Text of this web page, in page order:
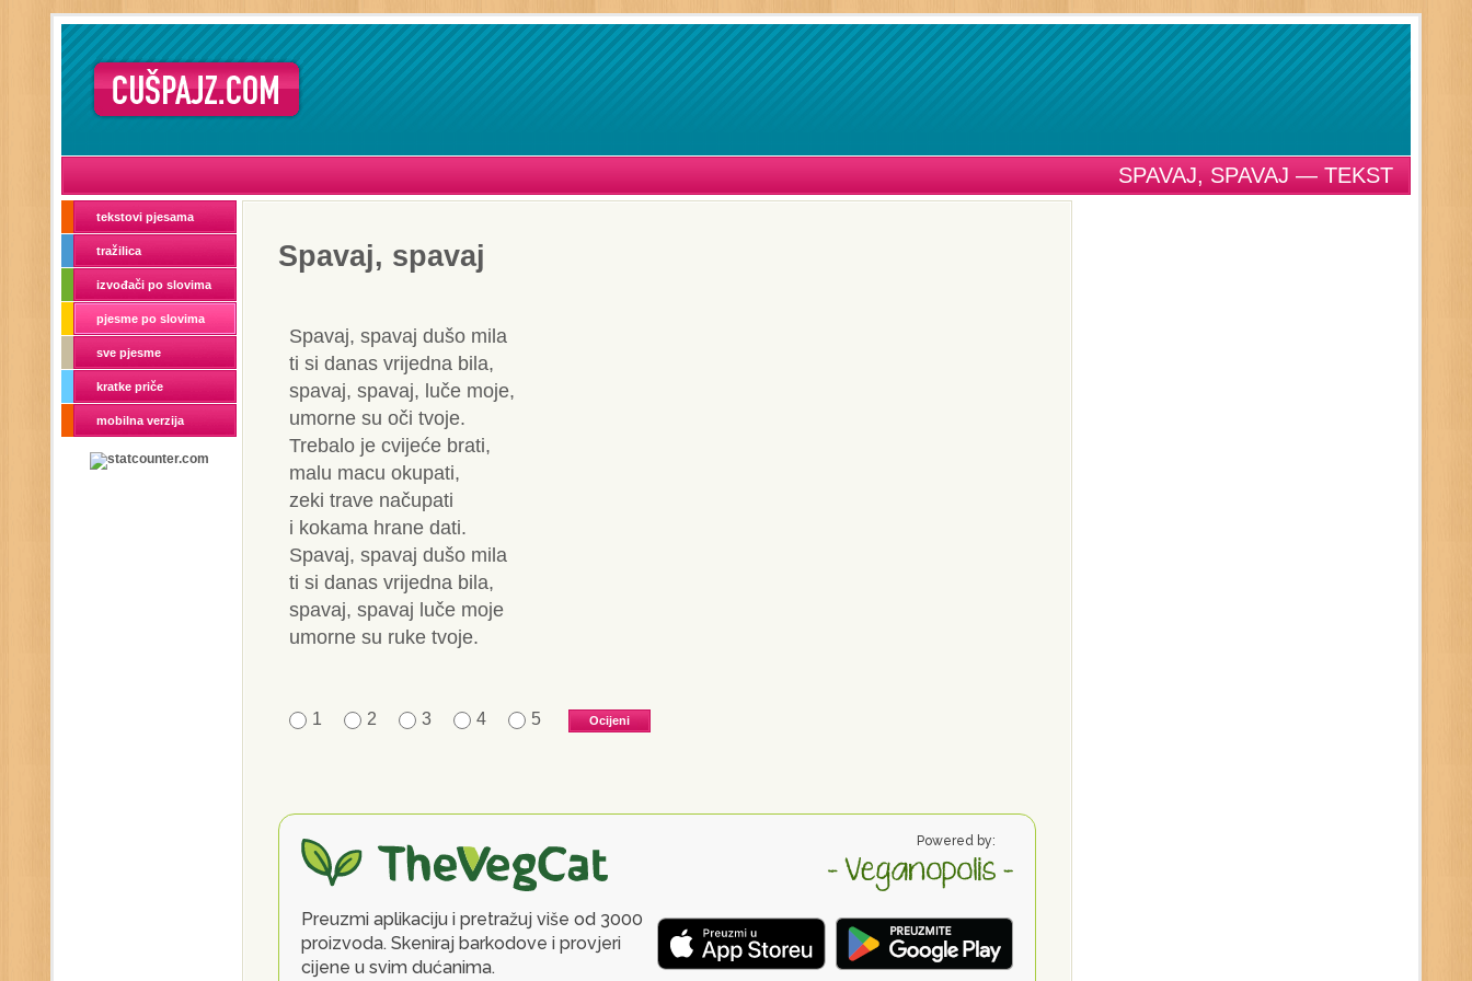
SPAVAJ, SPAVAJ — TEKST
tekstovi pjesama
tražilica
izvođači po slovima
pjesme po slovima
sve pjesme
kratke priče
mobilna verzija
Spavaj, spavaj
Spavaj, spavaj dušo mila
ti si danas vrijedna bila,
spavaj, spavaj, luče moje,
umorne su oči tvoje.
Trebalo je cvijeće brati,
malu macu okupati,
zeki trave načupati
i kokama hrane dati.
Spavaj, spavaj dušo mila
ti si danas vrijedna bila,
spavaj, spavaj luče moje
umorne su ruke tvoje.
1 2 3 4 5